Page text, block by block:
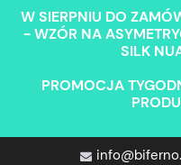
W SIERPNIU DO
- WZÓR NA
SILK
PROMOCJA